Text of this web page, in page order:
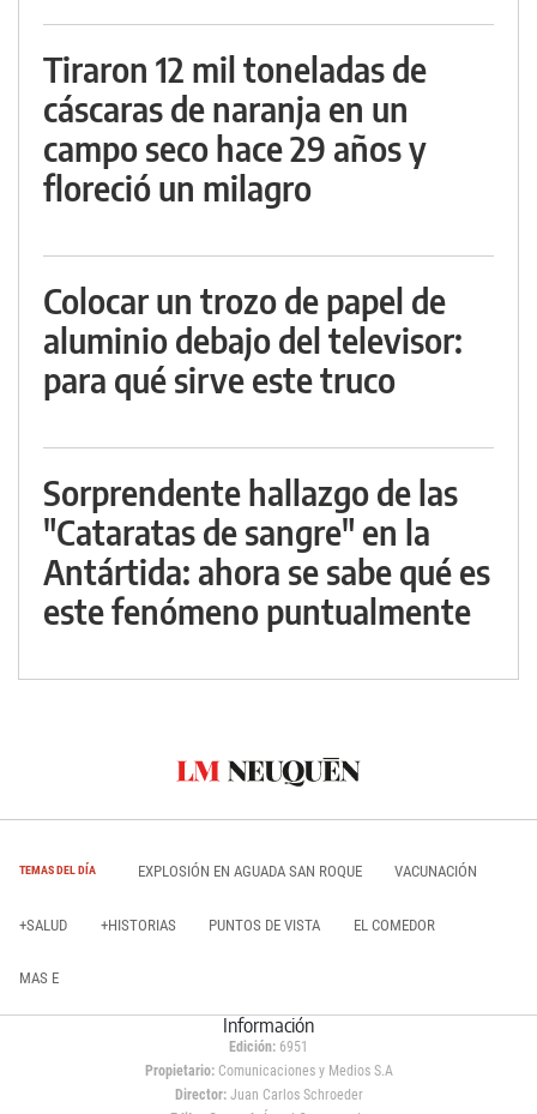
Tiraron 12 mil toneladas de
cáscaras de naranja en un
campo seco hace 29 años y
floreció un milagro
Colocar un trozo de papel de
aluminio debajo del televisor:
para qué sirve este truco
Sorprendente hallazgo de las
"Cataratas de sangre" en la
Antártida: ahora se sabe qué es
este fenómeno puntualmente
TEMAS DEL DÍA EXPLOSIÓN EN AGUADA SAN ROQUE VACUNACIÓN
+SALUD +HISTORIAS PUNTOS DE VISTA EL COMEDOR
MAS E
Información
Edición: 6951
Propietario:Comunicaciones y Medios S.A
Director: Juan Carlos Schroeder